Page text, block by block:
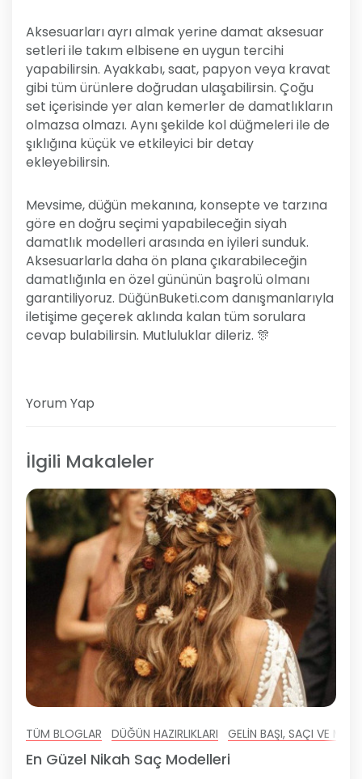
Aksesuarları ayrı almak yerine damat aksesuar
setleri ile takım elbisene en uygun tercihi
yapabilirsin. Ayakkabı, saat, papyon veya kravat
gibi tüm ürünlere doğrudan ulaşabilirsin. Çoğu
set içerisinde yer alan kemerler de damatlıkların
olmazsa olmazı. Aynı şekilde kol düğmeleri ile de
şıklığına küçük ve etkileyici bir detay
ekleyebilirsin.
Mevsime, düğün mekanına, konsepte ve tarzına
göre en doğru seçimi yapabileceğin siyah
damatlık modelleri arasında en iyileri sunduk.
Aksesuarlarla daha ön plana çıkarabileceğin
damatlığınla en özel gününün başrolü olmanı
garantiliyoruz. DüğünBuketi.com danışmanlarıyla
iletişime geçerek aklında kalan tüm sorulara
cevap bulabilirsin. Mutluluklar dileriz. 🎊
Yorum Yap
İlgili Makaleler
TÜM BLOGLAR DÜĞÜN HAZIRLIKLARI GELIN BAŞI, SAÇI VE
En Güzel Nikah Saç Modelleri